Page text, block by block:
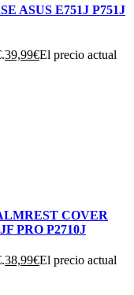
ASUS E751J P751J
39,99€El precio actual
COVER
PRO P2710J
38,99€El precio actual